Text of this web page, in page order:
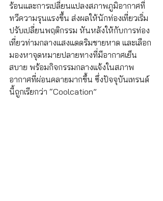
ร้อนและการเปลี่ยนแปลงสภาพภูมิอากาศที่
ทวีความรุนแรงขึ้น ส่งผลให้นักท่องเที่ยวเริ่ม
ปรับเปลี่ยนพฤติกรรม หันหลังให้กับการท่อง
เที่ยวท่ามกลางแสงแดดริมชายหาด และเลือก
มองหาจุดหมายปลายทางที่มีอากาศเย็น
สบาย พร้อมกิจกรรมกลางแจ้งในสภาพ
อากาศที่ผ่อนคลายมากขึ้น ซึ่งปัจจุบันเทรนด์
นี้ถูกเรียกว่า “Coolcation”